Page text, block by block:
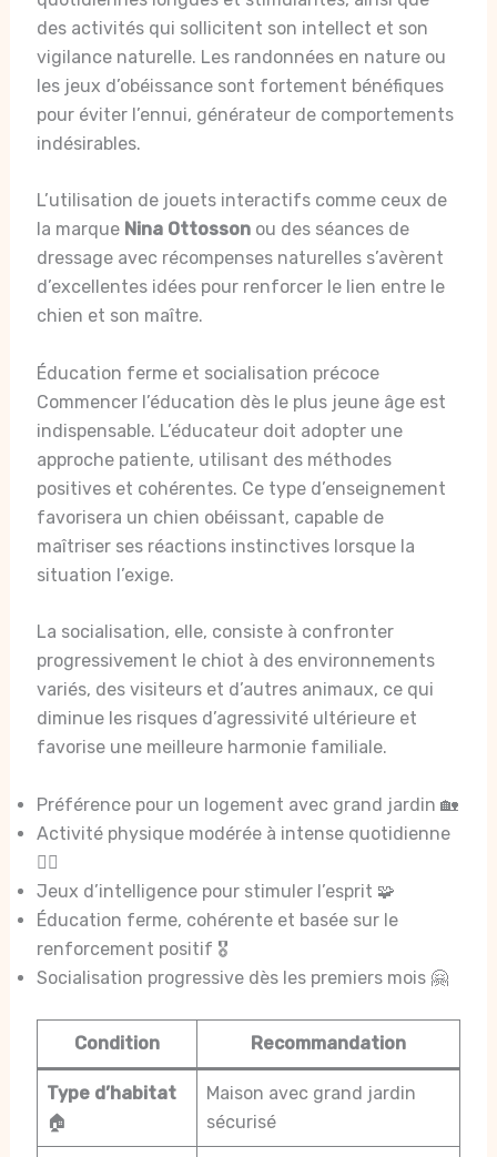
des activités qui sollicitent son intellect et son
vigilance naturelle. Les randonnées en nature ou
les jeux d’obéissance sont fortement bénéfiques
pour éviter l’ennui, générateur de comportements
indésirables.
L’utilisation de jouets interactifs comme ceux de
la marque Nina Ottossonou des séances de
dressage avec récompenses naturelles s’avèrent
d’excellentes idées pour renforcer le lien entre le
chien et son maître.
Éducation ferme et socialisation précoce
Commencer l’éducation dès le plus jeune âge est
indispensable. L’éducateur doit adopter une
approche patiente, utilisant des méthodes
positives et cohérentes. Ce type d’enseignement
favorisera un chien obéissant, capable de
maîtriser ses réactions instinctives lorsque la
situation l’exige.
La socialisation, elle, consiste à confronter
progressivement le chiot à des environnements
variés, des visiteurs et d’autres animaux, ce qui
diminue les risques d’agressivité ultérieure et
favorise une meilleure harmonie familiale.
Préférence pour un logement avec grand jardin 🏡
Activité physique modérée à intense quotidienne
🏃‍♂️
Jeux d’intelligence pour stimuler l’esprit 🧩
Éducation ferme, cohérente et basée sur le
renforcement positif 🎖️
Socialisation progressive dès les premiers mois 🤗
Condition Recommandation
Type d’habitat
🏠
Maison avec grand jardin
sécurisé